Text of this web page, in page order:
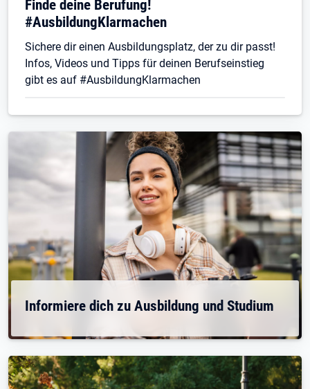
Finde deine Berufung!
#AusbildungKlarmachen
Sichere dir einen Ausbildungsplatz, der zu dir passt!
Infos, Videos und Tipps für deinen Berufseinstieg
gibt es auf #AusbildungKlarmachen
Informiere dich zu Ausbildung und Studium